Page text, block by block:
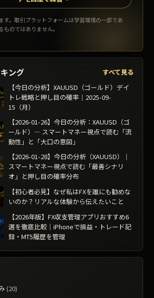
す。取引プラットフォームは学習環境の一部であ
ものではありません。
ング
すべて見る
【今日の分析】XAUUSD（ゴールド）デイ
トレ戦略と押し目の確率｜2025-09-
15（月）
【2026-01-26】今日の分析：XAUUSD（ゴ
ールド）— スマートマネー視点で読む「流
動性」と「大口の意図」
【2026-01-28】今日の分析（XAUUSD）｜
スマートマネー視点で読む「最善シナリ
オ」と押し目の確率分布
【初心者必見】なぜ私はFXを誰にも勧めな
いのか？リアルな体験から伝えたいこと
【2026年版】FX収支管理アプリおすすめ6
選を徹底比較｜iPhoneで損益・トレード記
録・MT5履歴を管理
(20)